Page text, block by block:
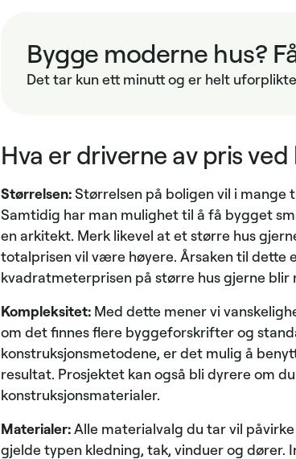
Bygge moderne hus?
Det tar kun ett minutt og er helt
Hva er driverne av pris
Størrelsen:Størrelsen på boligen vil i mange
Samtidig har man mulighet til å få bygget
en arkitekt. Merk likevel at et større hus
totalprisen vil være høyere. Årsaken til dette
kvadratmeterprisen på større hus gjerne blir
Kompleksitet: Med dette mener vi
om det finnes flere byggeforskrifter og
konstruksjonsmetodene, er det mulig å
resultat. Prosjektet kan også bli dyrere om
konstruksjonsmaterialer.
Materialer:Alle materialvalg du tar vil
gjelde typen kledning, tak, vinduer og dører.